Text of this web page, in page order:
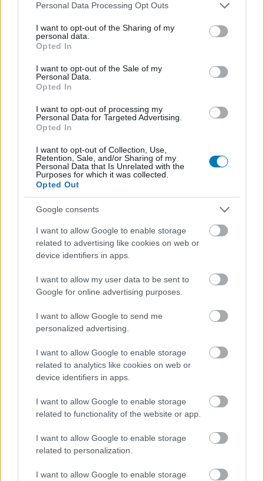
Please note that this website/app uses one or more Google
not limited to your visit or usage behaviour. You may click to
grant or deny consent to Google and its third-party tags to
use your data for below specified purposes in below Google
consent section.
Personal Data Processing Opt Outs
I want to opt-out of the Sharing of my
personal data.
Opted In
I want to opt-out of the Sale of my
Personal Data.
Opted In
I want to opt-out of processing my
Personal Data for Targeted Advertising.
Opted In
I want to opt-out of Collection, Use,
Retention, Sale, and/or Sharing of my
Personal Data that Is Unrelated with the
Purposes for which it was collected.
Opted Out
Google consents
I want to allow Google to enable storage
related to advertising like cookies on web or
device identifiers in apps.
I want to allow my user data to be sent to
Google for online advertising purposes.
I want to allow Google to send me
personalized advertising.
I want to allow Google to enable storage
related to analytics like cookies on web or
device identifiers in apps.
I want to allow Google to enable storage
related to functionality of the website or app.
I want to allow Google to enable storage
related to personalization.
I want to allow Google to enable storage
Pletykák szerint Wesley Snipes
fojtogatni próbálta a Penge 3
rendezőjét, a színész tagadja
2020 november 3. 20:41
színész botrányosan viselkedett a
vádakból bármi igaz lenne, arról rég tudnánk.
Unmute Loaded:
Arról már több ízben is érkeztek hírek, hogy Wesley
kezelhető színészei közé. Ennél keményebb vádak is
napvilágot láttak már, például állítólag a Penge -
Szentháromság forgatásán Snipes, és a filmet rendező